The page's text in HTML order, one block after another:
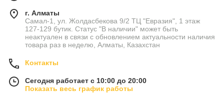
г. Алматы
Самал-1, ул. Жолдасбекова 9/2 ТЦ "Евразия", 1 этаж
127-129 бутик. Статус "В наличии" может быть
неактуален в связи с обновлением актуальности наличия
товара раз в неделю, Алматы, Казахстан
Контакты
Сегодня работает с 10:00 до 20:00
Показать весь график работы